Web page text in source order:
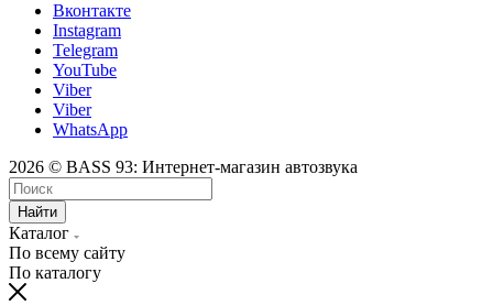
Вконтакте
Instagram
Telegram
YouTube
Viber
Viber
WhatsApp
2026 © BASS 93: Интернет-магазин автозвука
Найти
Каталог
По всему сайту
По каталогу